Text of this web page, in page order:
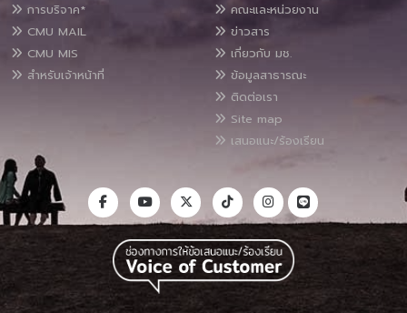
การบริจาค*
CMU MAIL
CMU MIS
สำหรับเจ้าหน้าที่
คณะและหน่วยงาน
ข่าวสาร
เกี่ยวกับ มช.
ข้อมูลสาธารณะ
ติดต่อเรา
Site map
เสนอแนะ/ร้องเรียน